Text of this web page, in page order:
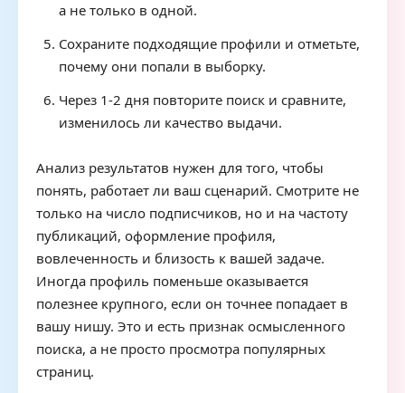
а не только в одной.
Сохраните подходящие профили и отметьте,
почему они попали в выборку.
Через 1-2 дня повторите поиск и сравните,
изменилось ли качество выдачи.
Анализ результатов нужен для того, чтобы
понять, работает ли ваш сценарий. Смотрите не
только на число подписчиков, но и на частоту
публикаций, оформление профиля,
вовлеченность и близость к вашей задаче.
Иногда профиль поменьше оказывается
полезнее крупного, если он точнее попадает в
вашу нишу. Это и есть признак осмысленного
поиска, а не просто просмотра популярных
страниц.